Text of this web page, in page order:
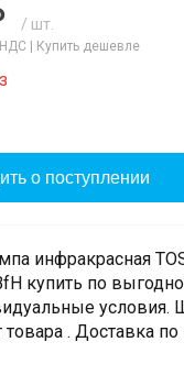
/ шт.
| Купить дешевле
о поступлении
инфракрасная
купить по
условия.
товара . Доставка